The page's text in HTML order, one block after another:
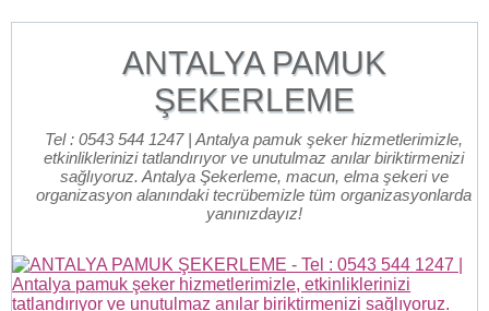
ANTALYA PAMUK
ŞEKERLEME
Tel : 0543 544 1247 | Antalya pamuk şeker hizmetlerimizle,
etkinliklerinizi tatlandırıyor ve unutulmaz anılar biriktirmenizi
sağlıyoruz. Antalya Şekerleme, macun, elma şekeri ve
organizasyon alanındaki tecrübemizle tüm organizasyonlarda
yanınızdayız!